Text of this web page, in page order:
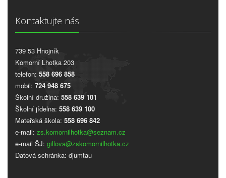
Kontaktujte nás
739 53 Hnojník
Komorní Lhotka 203
telefon: 558 696 858
mobil: 724 948 675
Školní družina: 558 639 101
Školní jídelna: 558 639 100
Mateřská škola: 558 696 842
e-mail: zs.komornilhotka@seznam.cz
e-mail ŠJ: gillova@zskomornilhotka.cz
Datová schránka: djumtau